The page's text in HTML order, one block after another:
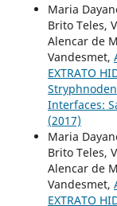
Maria
Brito Teles,
Alencar de
Vandesmet,
EXTRATO
Interfaces:
(2017)
Maria
Brito Teles,
Alencar de
Vandesmet,
EXTRATO